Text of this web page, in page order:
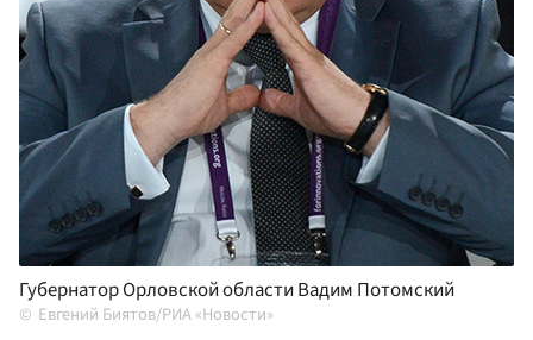
Губернатор Орловской области Вадим Потомский
Евгений Биятов/РИА «Новости»